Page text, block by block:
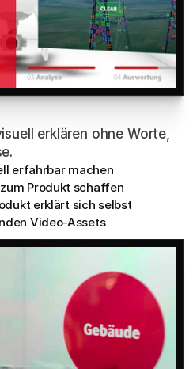
erklären ohne Worte,
erfahrbar machen
Produkt schaffen
erklärt sich selbst
Video-Assets